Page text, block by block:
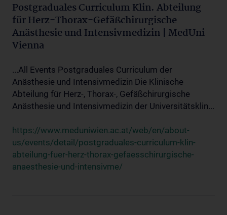
Postgraduales Curriculum Klin. Abteilung
für Herz-Thorax-Gefäßchirurgische
Anästhesie und Intensivmedizin | MedUni
Vienna
...All Events Postgraduales Curriculum der
Anästhesie und Intensivmedizin Die Klinische
Abteilung für Herz-, Thorax-, Gefäßchirurgische
Anästhesie und Intensivmedizin der Universitätsklin...
https://www.meduniwien.ac.at/web/en/about-
us/events/detail/postgraduales-curriculum-klin-
abteilung-fuer-herz-thorax-gefaesschirurgische-
anaesthesie-und-intensivme/